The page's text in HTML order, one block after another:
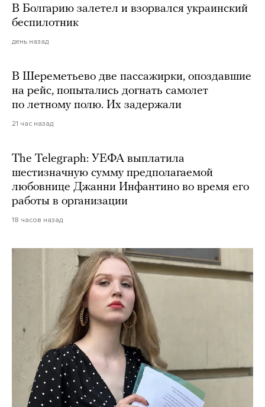
В Болгарию залетел и взорвался украинский
беспилотник
день назад
В Шереметьево две пассажирки, опоздавшие
на рейс, попытались догнать самолет
по летному полю. Их задержали
21 час назад
The Telegraph: УЕФА выплатила
шестизначную сумму предполагаемой
любовнице Джанни Инфантино во время его
работы в организации
18 часов назад